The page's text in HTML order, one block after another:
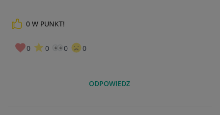
0 W PUNKT!
0 0 0 0
ODPOWIEDZ